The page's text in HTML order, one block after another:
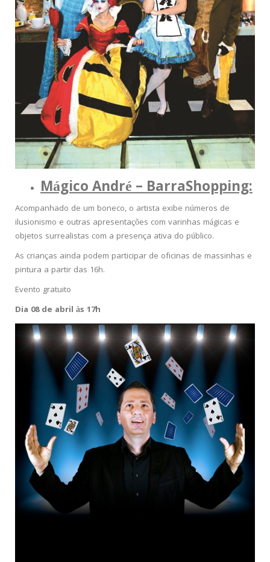
Mágico André – BarraShopping:
Acompanhado de um boneco, o artista exibe números de
ilusionismo e outras apresentações com varinhas mágicas e
objetos surrealistas com a presença ativa do público.
As crianças ainda podem participar de oficinas de massinhas e
pintura a partir das 16h.
Evento gratuito
Dia 08 de abril às 17h